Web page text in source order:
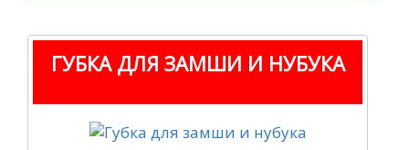
ГУБКА ДЛЯ ЗАМШИ И НУБУКА